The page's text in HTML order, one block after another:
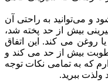
و می‌توانید به راحتی آن
بیش از حد پخته شد،
روغن می کند. این اتفاق
بیش از حد می کند و
که به تمامی نکات توجه
ولذت ببرید.